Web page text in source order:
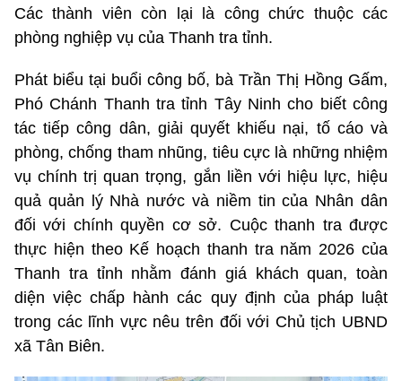
Các thành viên còn lại là công chức thuộc các
phòng nghiệp vụ của Thanh tra tỉnh.
Phát biểu tại buổi công bố, bà Trần Thị Hồng Gấm,
Phó Chánh Thanh tra tỉnh Tây Ninh cho biết công
tác tiếp công dân, giải quyết khiếu nại, tố cáo và
phòng, chống tham nhũng, tiêu cực là những nhiệm
vụ chính trị quan trọng, gắn liền với hiệu lực, hiệu
quả quản lý Nhà nước và niềm tin của Nhân dân
đối với chính quyền cơ sở. Cuộc thanh tra được
thực hiện theo Kế hoạch thanh tra năm 2026 của
Thanh tra tỉnh nhằm đánh giá khách quan, toàn
diện việc chấp hành các quy định của pháp luật
trong các lĩnh vực nêu trên đối với Chủ tịch UBND
xã Tân Biên.